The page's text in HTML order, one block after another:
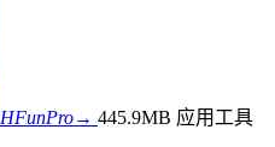
HFunPro→ 445.9MB 应用工具